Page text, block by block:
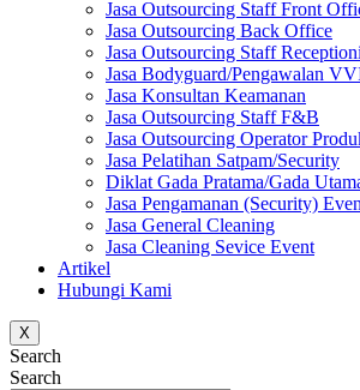
Jasa Outsourcing Staff Front
Jasa Outsourcing Back Office
Jasa Outsourcing Staff
Jasa Bodyguard/Pengawalan
Jasa Konsultan Keamanan
Jasa Outsourcing Staff F&B
Jasa Outsourcing Operator
Jasa Pelatihan Satpam/Security
Diklat Gada Pratama/Gada
Jasa Pengamanan (Security)
Jasa General Cleaning
Jasa Cleaning Sevice Event
Artikel
Hubungi Kami
X
Search
Search